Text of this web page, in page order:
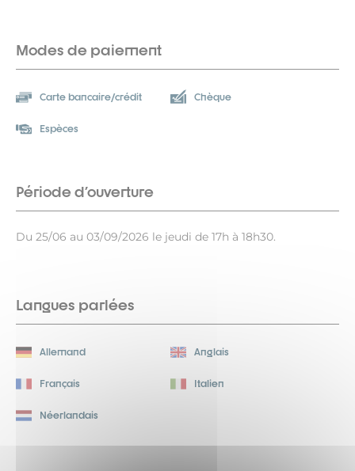
Modes de paiement
Carte bancaire/crédit Chèque
Espèces
Période d'ouverture
Du 25/06 au 03/09/2026 le jeudi de 17h à 18h30.
Langues parlées
Allemand Anglais
Français Italien
Néerlandais